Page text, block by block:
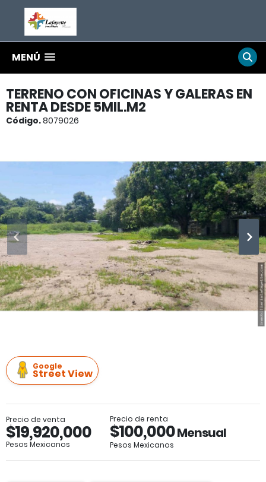
MENÚ
TERRENO CON OFICINAS Y GALERAS EN
RENTA DESDE 5MIL.M2
Código.8079026
Google
Street View
Precio de venta
$19,920,000
Pesos Mexicanos
Precio de renta
$100,000Mensual
Pesos Mexicanos